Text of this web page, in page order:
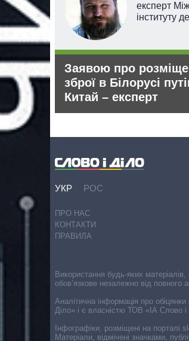
рф
експерт
інституту
Заявою про
зброї в Білорусі
Китай – експерт
УКР РОС
ПРО НАС
КОНТАКТИ
ПРАВИЛА
Використання будь-яких
обов’язкове незалежно від повного
Аналітична інформація про
Діло» і є власністю ТОВ «ІА Слово і
Інфографіки, розміщені на
Матеріали, відмічені значками,